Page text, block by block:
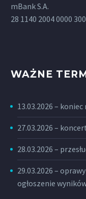
mBank S.A.
28 1140 2004 0000
WAŻNE
13.03.2026 –
27.03.2026 –
28.03.2026 –
29.03.2026 –
ogłoszenie